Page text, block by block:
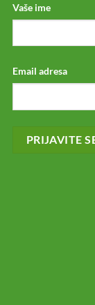
Vaše ime
Email adresa